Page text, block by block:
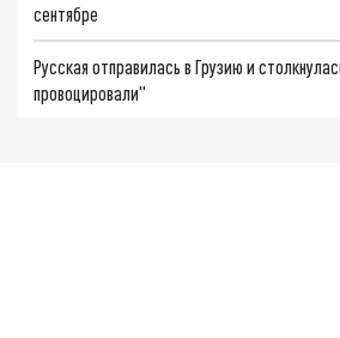
сентябре
Русская отправилась в Грузию и
провоцировали"